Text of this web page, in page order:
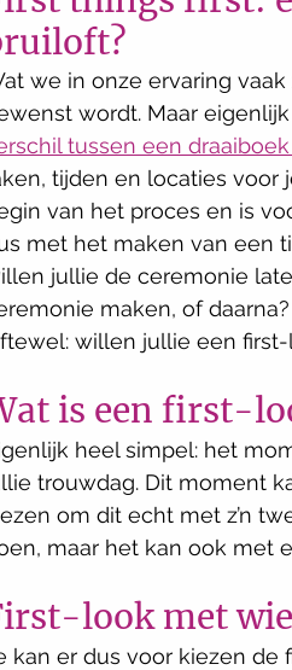
we in onze ervaring
wordt. Maar
tussen een
tijden en locaties voor
van het proces en is
met het maken van een
jullie de ceremonie
maken, of
willen jullie een
is een first-
heel simpel: het
trouwdag. Dit moment
om dit echt met z’n
maar het kan ook met
look met
kan er dus voor kiezen de